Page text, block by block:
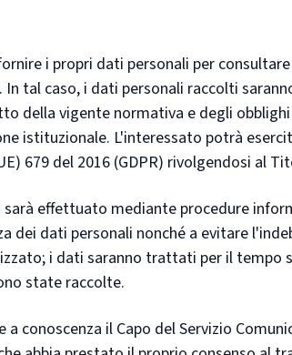
i propri dati personali per
In tal caso, i dati personali raccolti
della vigente normativa e degli
istituzionale. L'interessato potrà
679 del 2016 (GDPR) rivolgendosi al
effettuato mediante procedure
dei dati personali nonché a evitare
i dati saranno trattati per il tempo
state raccolte.
a conoscenza il Capo del Servizio